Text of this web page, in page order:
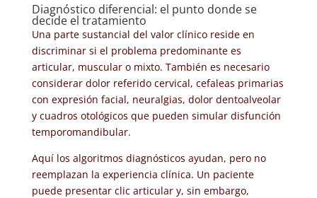
Diagnóstico diferencial: el punto donde se
decide el tratamiento
Una parte sustancial del valor clínico reside en
discriminar si el problema predominante es
articular, muscular o mixto. También es necesario
considerar dolor referido cervical, cefaleas primarias
con expresión facial, neuralgias, dolor dentoalveolar
y cuadros otológicos que pueden simular disfunción
temporomandibular.
Aquí los algoritmos diagnósticos ayudan, pero no
reemplazan la experiencia clínica. Un paciente
puede presentar clic articular y, sin embargo,